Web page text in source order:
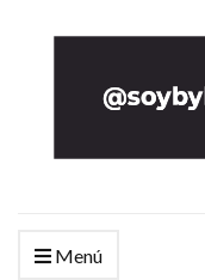
Menú